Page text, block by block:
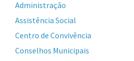
Administração
Assistência Social
Centro de Convivência
Conselhos Municipais